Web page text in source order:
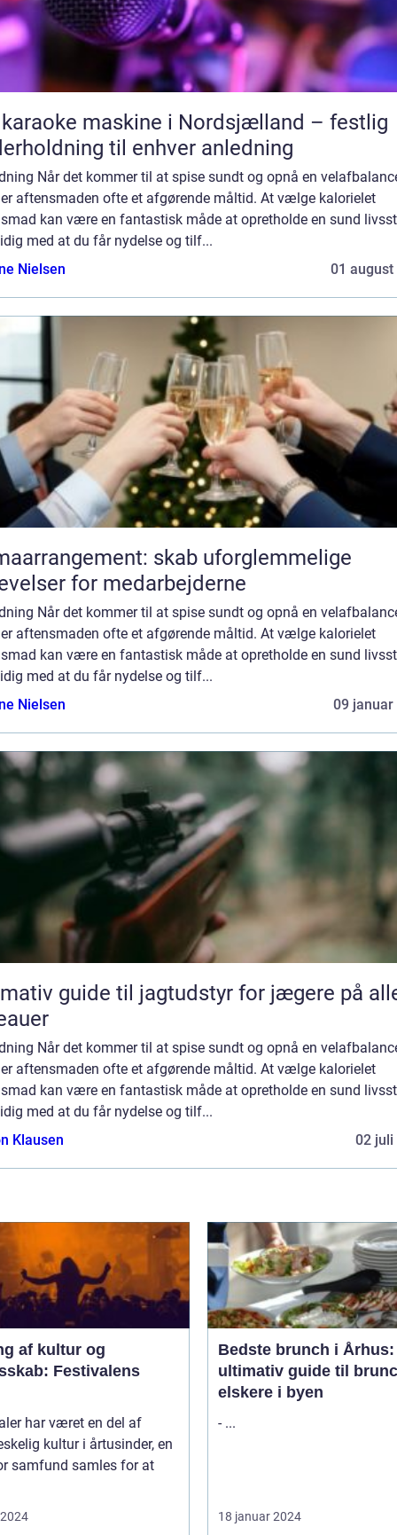
maskine i Nordsjælland – festlig
til enhver anledning
Når det kommer til at spise sundt og opnå en
aftensmaden ofte et afgørende måltid. At vælge kalorielet
kan være en fantastisk måde at opretholde en sund
med at du får nydelse og tilf...
Nielsen
01 august
skab uforglemmelige
for medarbejderne
Når det kommer til at spise sundt og opnå en
aftensmaden ofte et afgørende måltid. At vælge kalorielet
kan være en fantastisk måde at opretholde en sund
med at du får nydelse og tilf...
Nielsen
09 januar
guide til jagtudstyr for jægere på
Når det kommer til at spise sundt og opnå en
aftensmaden ofte et afgørende måltid. At vælge kalorielet
kan være en fantastisk måde at opretholde en sund
med at du får nydelse og tilf...
Klausen
02 juli
af kultur og
Festivalens
har været en del af
kultur i årtusinder, en
samfund samles for at
Bedste brunch i Århus:
ultimativ guide til
elskere i byen
- ...
18 januar 2024